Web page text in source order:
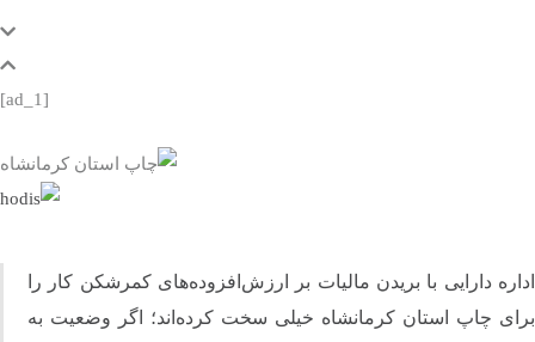
دارایی با بریدن مالیات بر ارزش‌افزوده‌های کمرشکن کار را
چاپ استان کرمانشاه خیلی سخت کرده‌اند؛ اگر وضعیت به